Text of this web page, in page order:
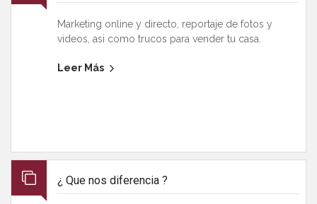
Marketing online y directo, reportaje de fotos y
videos, asi como trucos para vender tu casa.
Leer Más
¿ Que nos diferencia ?